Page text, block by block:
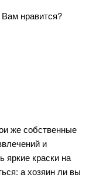
нравится?
же собственные
и
яркие краски на
а хозяин ли вы